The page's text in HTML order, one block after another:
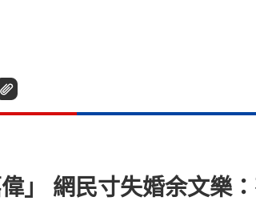
」 網民寸失婚余文樂